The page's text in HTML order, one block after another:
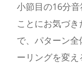
小節目の16分
ことにお気づ
で、パターン
ーリングを変